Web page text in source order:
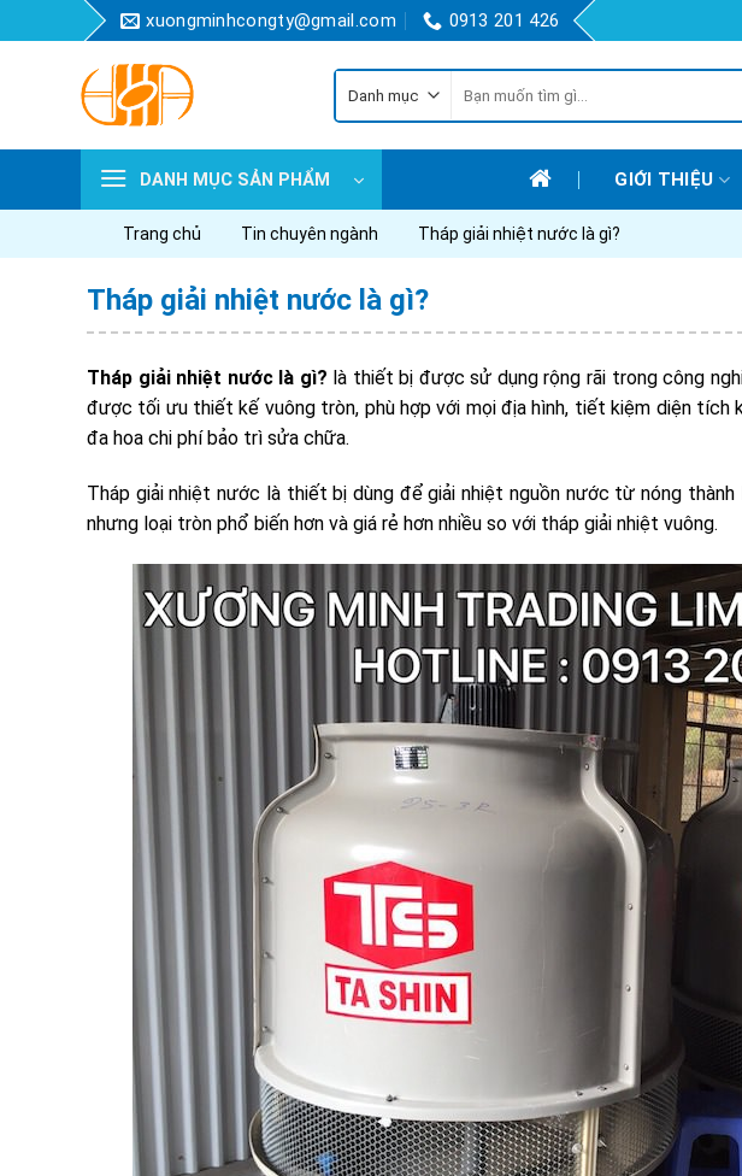
to
xuongminhcongty@gmail.com 0913 201 426
kiếm:
DANH MỤC SẢN PHẨM GIỚI THIỆU
Trang chủ Tin chuyên ngành Tháp giải nhiệt nước là gì?
Tháp giải nhiệt nước là gì?
Tháp giải nhiệt nước là gì? là thiết bị được sử dụng rộng rãi trong công
được tối ưu thiết kế vuông tròn, phù hợp với mọi địa hình, tiết kiệm diện tích
đa hoa chi phí bảo trì sửa chữa.
Tháp giải nhiệt nước là thiết bị dùng để giải nhiệt nguồn nước từ nóng thành
nhưng loại tròn phổ biến hơn và giá rẻ hơn nhiều so với tháp giải nhiệt vuông.